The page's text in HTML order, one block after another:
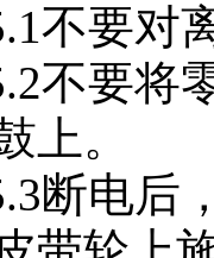
不要对
不要将
上。
断电后